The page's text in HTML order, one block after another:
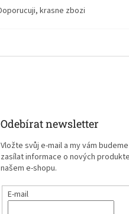
krasne zbozi
Odebírat newsletter
Vložte svůj e-mail a my vám budeme
zasílat informace o nových
našem e-shopu.
E-mail